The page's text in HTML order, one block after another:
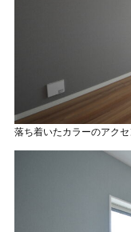
落ち着いたカラーのアク